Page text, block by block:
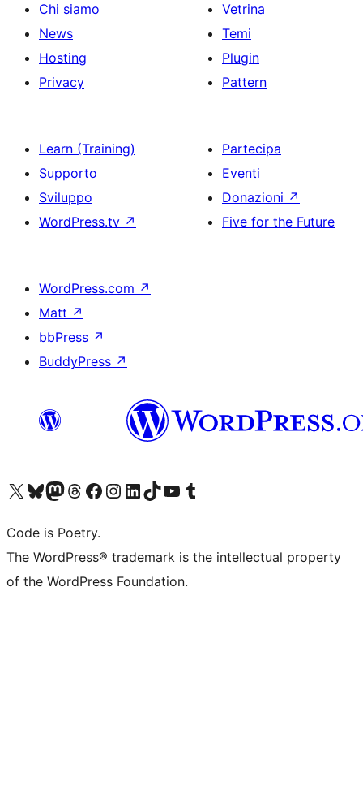
Chi siamo
News
Hosting
Privacy
Vetrina
Temi
Plugin
Pattern
Learn (Training)
Supporto
Sviluppo
WordPress.tv ↗
Partecipa
Eventi
Donazioni ↗
Five for the Future
WordPress.com ↗
Matt ↗
bbPress ↗
BuddyPress ↗
Visita il nostro account X (ex Twitter)
Visita il nostro account Bluesky
Visita il nostro account Mastodon
Visita il nostro account Threads
Visita la nostra pagina Facebook
Visita il nostro account Instagram
Visita il nostro account LinkedIn
Visita il nostro account TikTok
Visita il nostro canale YouTube
Visita il nostro account Tumblr
Code is Poetry.
The WordPress® trademark is the intellectual property
of the WordPress Foundation.